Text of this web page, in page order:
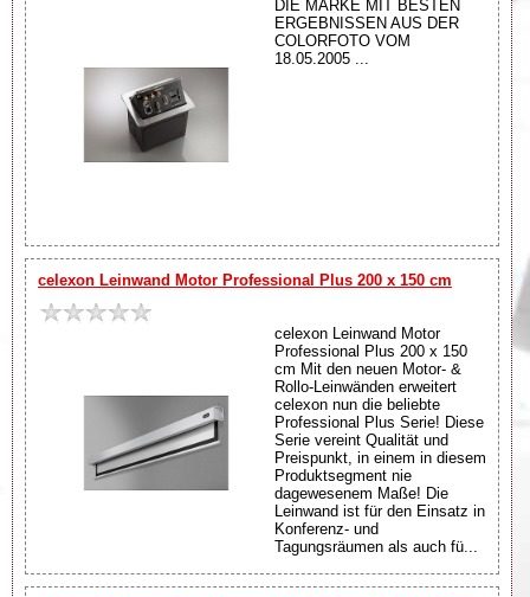
DIE MARKE MIT BESTEN
ERGEBNISSEN AUS DER
COLORFOTO VOM
18.05.2005 ...
celexon Leinwand Motor Professional Plus 200 x 150 cm
celexon Leinwand Motor
Professional Plus 200 x 150
cm Mit den neuen Motor- &
Rollo-Leinwänden erweitert
celexon nun die beliebte
Professional Plus Serie! Diese
Serie vereint Qualität und
Preispunkt, in einem in diesem
Produktsegment nie
dagewesenem Maße! Die
Leinwand ist für den Einsatz in
Konferenz- und
Tagungsräumen als auch fü...